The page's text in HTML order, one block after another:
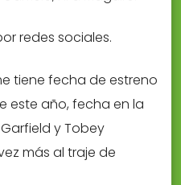
tiene fecha de estreno
este año, fecha en la
y Tobey
más al traje de